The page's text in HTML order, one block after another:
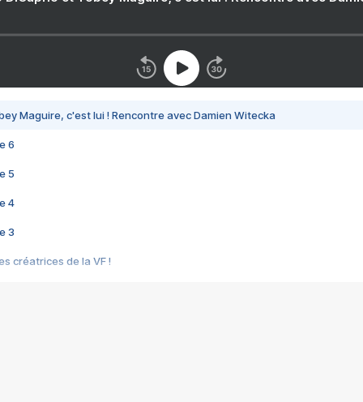
Maguire, c'est lui ! Rencontre avec Damien Witecka
6
5
4
3
créatrices de la VF !